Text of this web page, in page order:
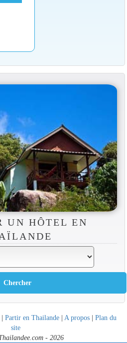
UN HÔTEL EN
| Partir en Thailande | A propos | Plan du
site
- 2026